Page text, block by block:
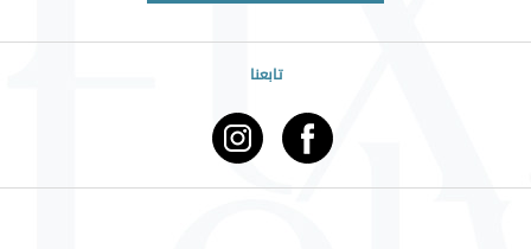
تابعنا